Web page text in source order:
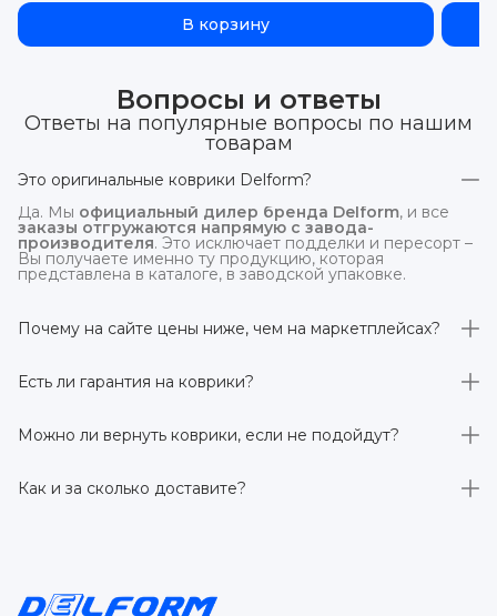
В корзину
Вопросы и ответы
Ответы на популярные вопросы по нашим
товарам
Это оригинальные коврики Delform?
Да. Мы официальный дилер бренда Delform, и все
заказы отгружаются напрямую с завода-
производителя. Это исключает подделки и пересорт –
Вы получаете именно ту продукцию, которая
представлена в каталоге, в заводской упаковке.
Почему на сайте цены ниже, чем на маркетплейсах?
отгрузка идётнапрямую со склада производителя
без посредников.
Есть ли гарантия на коврики?
производителя 3 года. Если в течение этого срока
обнаружится производственный дефект – заменим
Можно ли вернуть коврики, если не подойдут?
заказанного дистанционно,без объяснения причин –
при условии сохранения товарного вида. Если коврик не
Как и за сколько доставите?